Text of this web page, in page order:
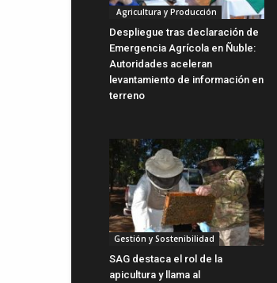
Agricultura y Producción
Despliegue tras declaración de
Emergencia Agrícola en Ñuble:
Autoridades aceleran
levantamiento de información en
terreno
Gestión y Sostenibilidad
SAG destaca el rol de la
apicultura y llama al